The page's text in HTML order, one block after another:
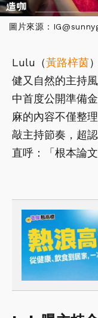
圖片來源：
Lulu（黃路梓茵
健又自然的主持
中首度公開準備
麻的內容不僅整
敲主持節奏，超
直呼：「根本論文